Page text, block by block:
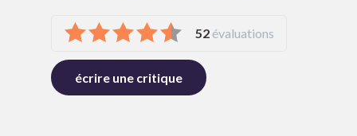
52 évaluations
écrire une critique